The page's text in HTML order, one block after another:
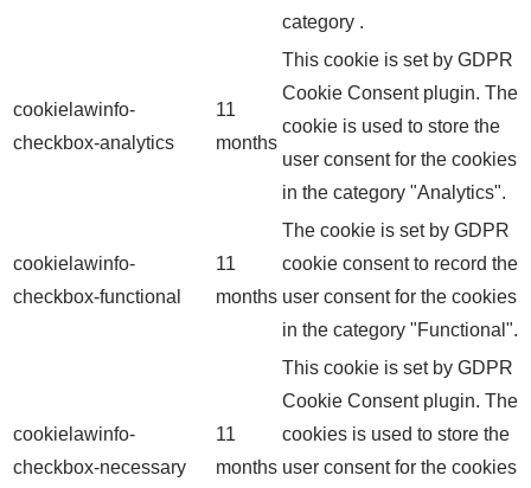
category .
cookielawinfo-
checkbox-analytics
11
months
This cookie is set by GDPR
Cookie Consent plugin. The
cookie is used to store the
user consent for the cookies
in the category "Analytics".
cookielawinfo-
checkbox-functional
11
months
The cookie is set by GDPR
cookie consent to record the
user consent for the cookies
in the category "Functional".
cookielawinfo-
checkbox-necessary
11
months
This cookie is set by GDPR
Cookie Consent plugin. The
cookies is used to store the
user consent for the cookies